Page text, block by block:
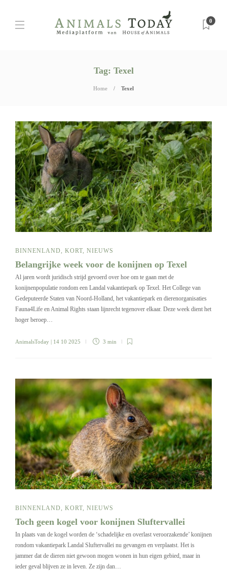
0
Tag: Texel
Home Texel
BINNENLAND, KORT, NIEUWS
Belangrijke week voor de konijnen op Texel
Al jaren wordt juridisch strijd gevoerd over hoe om te gaan met de
konijnenpopulatie rondom een Landal vakantiepark op Texel. Het College van
Gedeputeerde Staten van Noord-Holland, het vakantiepark en dierenorganisaties
Fauna4Life en Animal Rights staan lijnrecht tegenover elkaar. Deze week dient het
hoger beroep…
AnimalsToday | 14 10 2025 3 min
BINNENLAND, KORT, NIEUWS
Toch geen kogel voor konijnen Sluftervallei
In plaats van de kogel worden de ‘schadelijke en overlast veroorzakende’ konijnen
rondom vakantiepark Landal Sluftervallei nu gevangen en verplaatst. Het is
jammer dat de dieren niet gewoon mogen wonen in hun eigen gebied, maar in
ieder geval blijven ze in leven. Ze zijn dan…